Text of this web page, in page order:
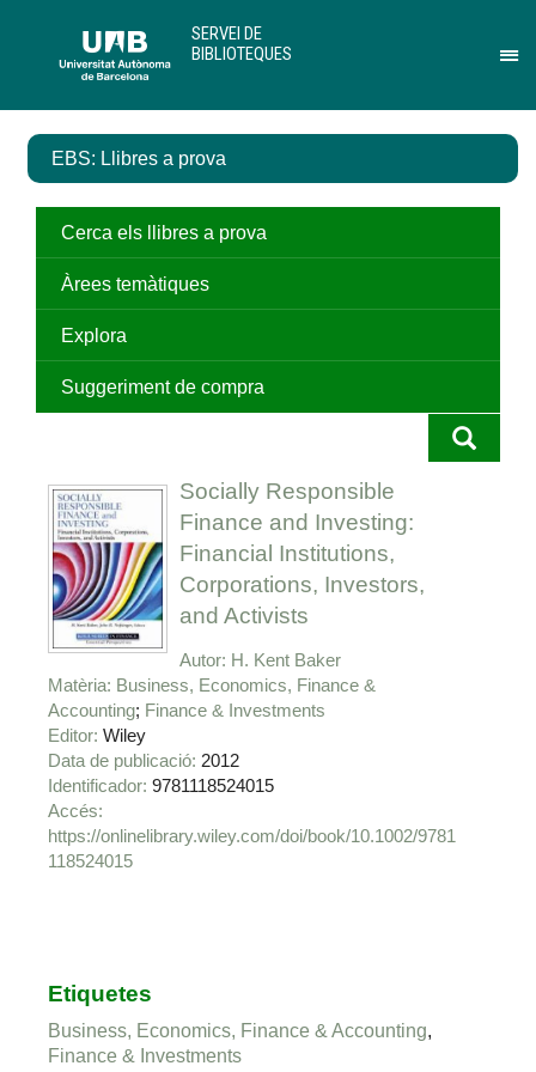
contingut
el
de
SERVEI DE
BIBLIOTEQUES
EBS: Llibres a prova
Cerca els llibres a prova
Àrees temàtiques
Explora
Suggeriment de compra
Socially Responsible
Finance and Investing:
Financial Institutions,
Corporations, Investors,
and Activists
Autor H. Kent Baker
Matèria Business, Economics, Finance &
Accounting Finance & Investments
Editor Wiley
Data de publicació 2012
Identificador 9781118524015
https://onlinelibrary.wiley.com/doi/book/10.1002/9781
118524015
Etiquetes
Business, Economics, Finance & Accounting,
Finance & Investments